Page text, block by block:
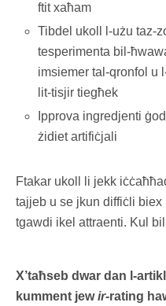
ftit xaħam
Tibdel ukoll l-użu taz-
tesperimenta bil-
imsiemer tal-qronfol u
lit-tisjir tiegħek
Ipprova ingredjenti
żidiet artifiċjali
Ftakar ukoll li jekk
tajjeb u se jkun diffiċli
tgawdi ikel attraenti. Kul
X’taħseb dwar dan l-
kumment jewir-rating